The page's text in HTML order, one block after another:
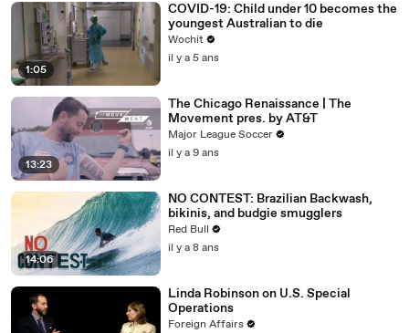
1:05
COVID-19: Child under 10 becomes the
youngest Australian to die
Wochit
il y a 5 ans
13:23
The Chicago Renaissance | The
Movement pres. by AT&T
Major League Soccer
il y a 9 ans
14:06
NO CONTEST: Brazilian Backwash,
bikinis, and budgie smugglers
Red Bull
il y a 8 ans
Linda Robinson on U.S. Special
Operations
Foreign Affairs